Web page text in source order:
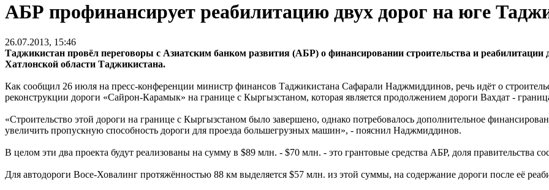
АБР профинансирует реабилитацию двух дорог на юге
26.07.2013, 15:46
Таджикистан провёл переговоры с Азиатским банком развития (АБР) о финансировании строительства и реабилитации
Хатлонской области Таджикистана.
Как сообщил 26 июля на пресс-конференции министр финансов Таджикистана Сафарали Наджмиддинов, речь идёт о
реконструкции дороги «Сайрон-Карамык» на границе с Кыргызстаном, которая является продолжением дороги Вахдат -
«Строительство этой дороги на границе с Кыргызстаном было завершено, однако потребовалось дополнительное
увеличить пропускную способность дороги для проезда большегрузных машин», - пояснил Наджмиддинов.
В целом эти два проекта будут реализованы на сумму в $89 млн. - $70 млн. - это грантовые средства АБР, доля правительства
Для автодороги Восе-Ховалинг протяжённостью 88 км выделяется $57 млн. из этой суммы, на содержание дороги после её